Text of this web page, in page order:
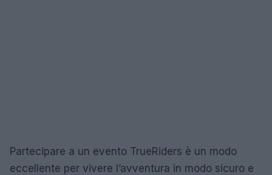
Partecipare a un evento TrueRiders è un modo
eccellente per vivere l’avventura in modo sicuro e